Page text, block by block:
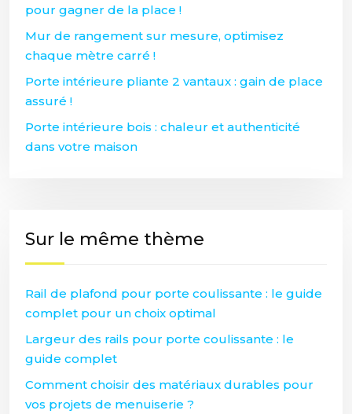
pour gagner de la place !
Mur de rangement sur mesure, optimisez
chaque mètre carré !
Porte intérieure pliante 2 vantaux : gain de place
assuré !
Porte intérieure bois : chaleur et authenticité
dans votre maison
Sur le même thème
Rail de plafond pour porte coulissante : le guide
complet pour un choix optimal
Largeur des rails pour porte coulissante : le
guide complet
Comment choisir des matériaux durables pour
vos projets de menuiserie ?